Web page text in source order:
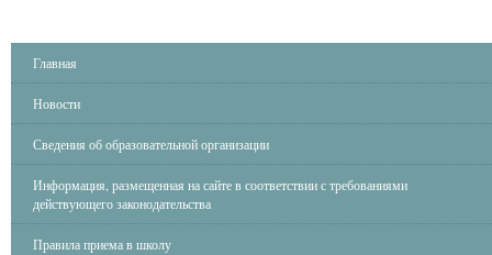
Главная
Новости
Сведения об образовательной организации
Информация, размещенная на сайте в соответствии с требованиями
действующего законодательства
Правила приема в школу